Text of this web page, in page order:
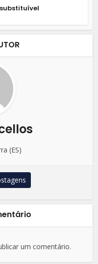
(ES)
um comentário.